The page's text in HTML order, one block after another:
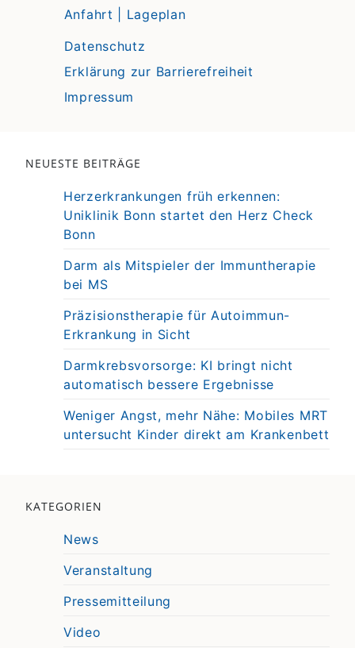
Anfahrt | Lageplan
Datenschutz
Erklärung zur Barrierefreiheit
Impressum
NEUESTE BEITRÄGE
Herzerkrankungen früh erkennen:
Uniklinik Bonn startet den Herz Check
Bonn
Darm als Mitspieler der Immuntherapie
bei MS
Präzisionstherapie für Autoimmun-
Erkrankung in Sicht
Darmkrebsvorsorge: KI bringt nicht
automatisch bessere Ergebnisse
Weniger Angst, mehr Nähe: Mobiles MRT
untersucht Kinder direkt am Krankenbett
KATEGORIEN
News
Veranstaltung
Pressemitteilung
Video